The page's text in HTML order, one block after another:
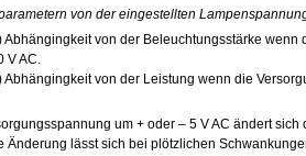
von der eingestellten
Abhängingkeit von der Beleuchtungsstärke wenn
V AC.
Abhängingkeit von der Leistung wenn die
um + oder – 5 V AC ändert
Änderung lässt sich bei plötzlichen